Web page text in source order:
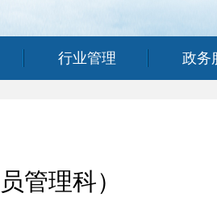
行业管理 政务
管理科）